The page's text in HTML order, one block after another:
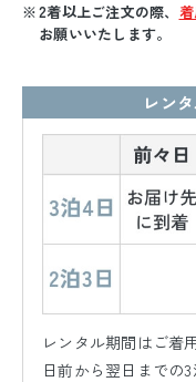
2着以上ご注文の際、
お願いいたします。
レン
レンタル期間はご着
日前から翌日までの